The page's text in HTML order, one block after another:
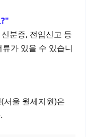
분증, 전입신고 등
가 있을 수 있습니
서울 월세지원)은